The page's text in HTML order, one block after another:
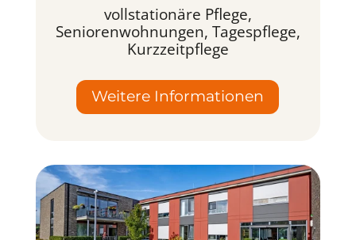
vollstationäre Pflege,
Seniorenwohnungen, Tagespflege,
Kurzzeitpflege
Weitere Informationen